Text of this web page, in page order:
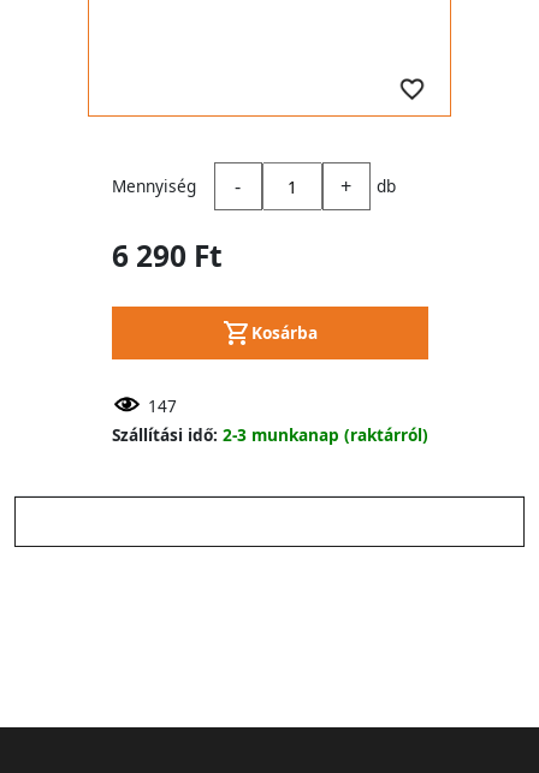
Mennyiség - + db
6 290 Ft
Kosárba
147
Szállítási idő: 2-3 munkanap (raktárról)